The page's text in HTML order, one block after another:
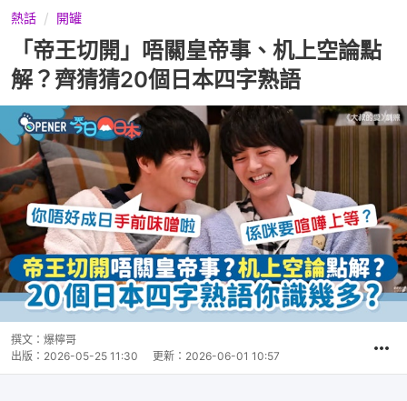
熱話 開罐
「帝王切開」唔關皇帝事、机上空論點
解？齊猜猜20個日本四字熟語
撰文： 爆檸哥
出版： 2026-05-25 11:30 更新： 2026-06-01 10:57